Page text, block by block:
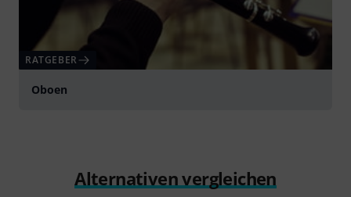
RATGEBER
Oboen
Alternativen vergleichen